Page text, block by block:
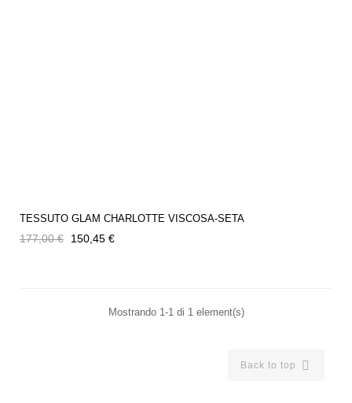
TESSUTO GLAM CHARLOTTE VISCOSA-SETA
Prezzo
177,00 € Prezzo
150,45 €
Mostrando 1-1 di 1 element(s)
Back to top 